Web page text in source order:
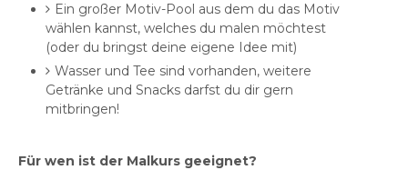
Ein großer Motiv-Pool aus dem du das Motiv
wählen kannst, welches du malen möchtest
(oder du bringst deine eigene Idee mit)
Wasser und Tee sind vorhanden, weitere
Getränke und Snacks darfst du dir gern
mitbringen!
Für wen ist der Malkurs geeignet?